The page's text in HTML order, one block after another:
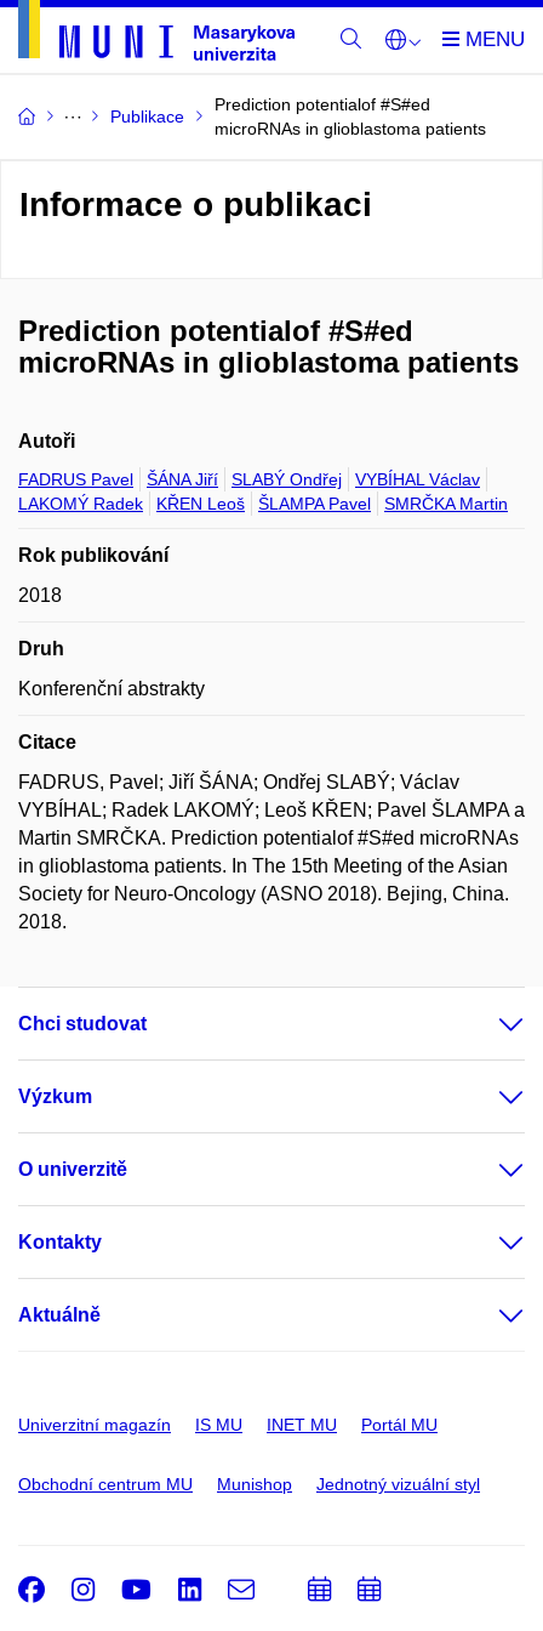
Publikace
Prediction potentialof #S#ed
microRNAs in glioblastoma patients
Informace o publikaci
Prediction potentialof #S#ed
microRNAs in glioblastoma patients
Autoři
FADRUS Pavel ŠÁNA Jiří SLABÝ Ondřej
VYBÍHAL Václav
LAKOMÝ Radek
KŘEN Leoš ŠLAMPA Pavel SMRČKA Martin
Rok publikování
2018
Druh
Konferenční abstrakty
Citace
FADRUS, Pavel; Jiří ŠÁNA; Ondřej SLABÝ; Václav
VYBÍHAL; Radek LAKOMÝ; Leoš KŘEN; Pavel ŠLAMPA a
Martin SMRČKA. Prediction potentialof #S#ed microRNAs
in glioblastoma patients. In The 15th Meeting of the Asian
Society for Neuro-Oncology (ASNO 2018). Bejing, China.
2018.
Chci studovat
Výzkum
O univerzitě
Kontakty
Aktuálně
Univerzitní magazín IS MU INET MU Portál MU
Obchodní centrum MU Munishop Jednotný vizuální styl
Facebook
Instagram
Youtube
LinkedIn
e-
PřidatPřidat